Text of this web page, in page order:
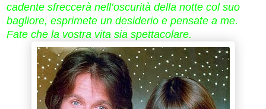
cadente sfreccerà nell’oscurità della notte col suo
bagliore, esprimete un desiderio e pensate a me.
Fate che la vostra vita sia spettacolare.